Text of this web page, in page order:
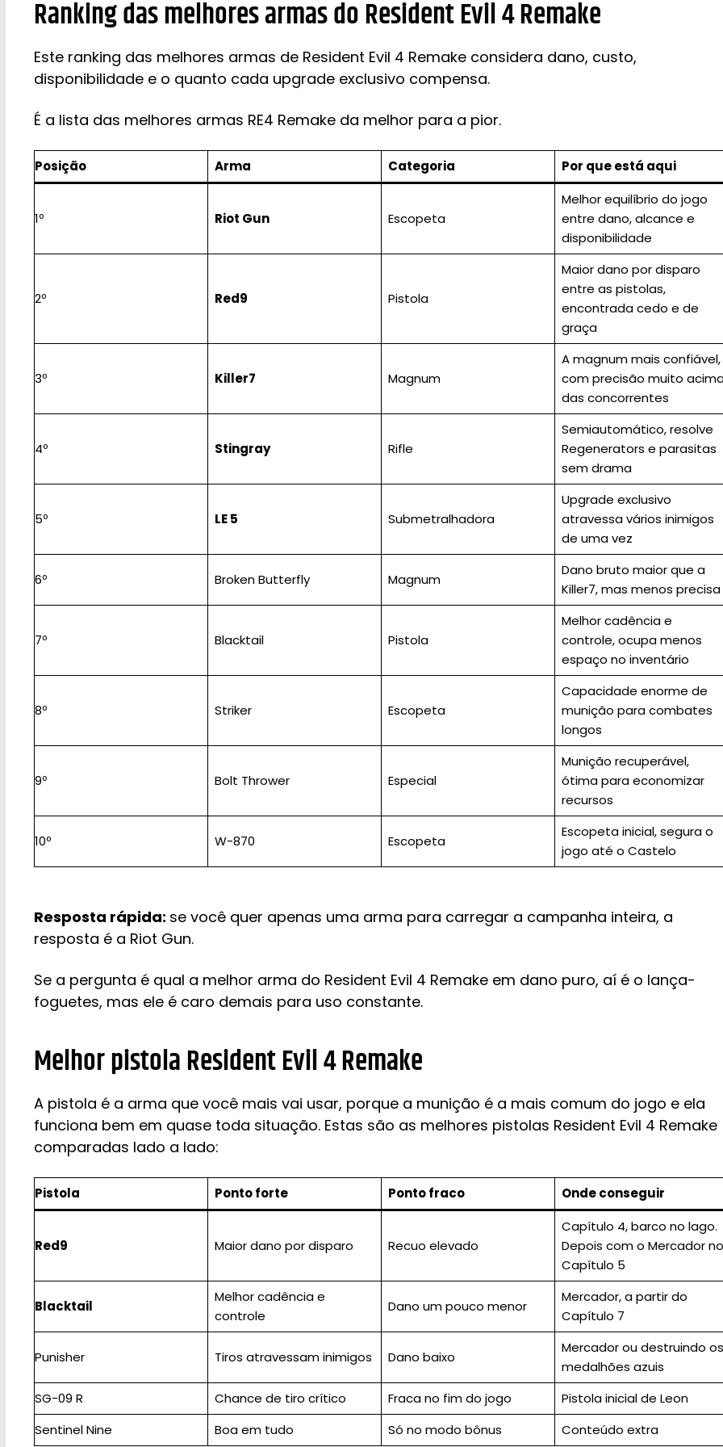
Ranking das melhores armas do Resident Evil 4 Remake
Este ranking das melhores armas de Resident Evil 4 Remake considera dano, custo,
disponibilidade e o quanto cada upgrade exclusivo compensa.
É a lista das melhores armas RE4 Remake da melhor para a pior.
Posição Arma Categoria Por que está aqui
1º Riot Gun Escopeta
Melhor equilíbrio do jogo
entre dano, alcance e
disponibilidade
2º Red9 Pistola
Maior dano por disparo
entre as pistolas,
encontrada cedo e de
graça
3º Killer7 Magnum
A magnum mais confiável,
com precisão muito
das concorrentes
4º Stingray Rifle
Semiautomático, resolve
Regenerators e parasitas
sem drama
5º LE 5 Submetralhadora
Upgrade exclusivo
atravessa vários inimigos
de uma vez
6º Broken Butterfly Magnum
Dano bruto maior que a
Killer7, mas menos precisa
7º Blacktail Pistola
Melhor cadência e
controle, ocupa menos
espaço no inventário
8º Striker Escopeta
Capacidade enorme de
munição para combates
longos
9º Bolt Thrower Especial
Munição recuperável,
ótima para economizar
recursos
10º W-870 Escopeta
Escopeta inicial, segura o
jogo até o Castelo
Resposta rápida: se você quer apenas uma arma para carregar a campanha inteira, a
resposta é a Riot Gun.
Se a pergunta é qual a melhor arma do Resident Evil 4 Remake em dano puro, aí é o lança-
foguetes, mas ele é caro demais para uso constante.
Melhor pistola Resident Evil 4 Remake
A pistola é a arma que você mais vai usar, porque a munição é a mais comum do jogo e ela
funciona bem em quase toda situação. Estas são as melhores pistolas Resident Evil 4 Remake
comparadas lado a lado:
Pistola Ponto forte Ponto fraco Onde conseguir
Red9 Maior dano por disparo Recuo elevado
Capítulo 4, barco no lago.
Depois com o Mercador no
Capítulo 5
Blacktail
Melhor cadência e
controle
Dano um pouco menor
Mercador, a partir do
Capítulo 7
Punisher Tiros atravessam inimigos Dano baixo
Mercador ou destruindo os
medalhões azuis
SG-09 R
Chance de tiro crítico Fraca no fim do jogo
Pistola inicial de Leon
Sentinel Nine
Boa em tudo Só no modo bônus Conteúdo extra